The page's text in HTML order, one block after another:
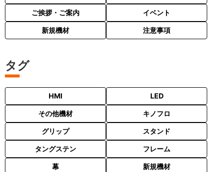
ご挨拶・ご案内 イベント
新規機材 注意事項
タグ
HMI LED
その他機材 キノフロ
グリップ スタンド
タングステン フレーム
幕 新規機材